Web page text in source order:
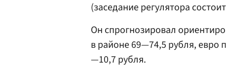
(заседание регулятора
Он спрогнозировал
в районе 69—74,5 рубля, евро
—10,7 рубля.